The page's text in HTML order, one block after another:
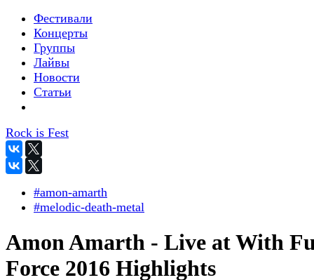
Фестивали
Концерты
Группы
Лайвы
Новости
Статьи
Rock is Fest
#amon-amarth
#melodic-death-metal
Amon Amarth - Live at With
Force 2016 Highlights